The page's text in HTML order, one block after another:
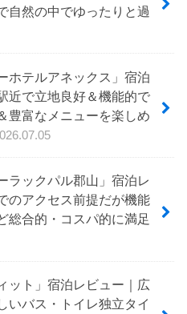
自然の中でゆったりと過
ホテルアネックス」宿泊
近で立地良好＆機能的で
豊富なメニューを楽しめ
ラックパル郡山」宿泊レ
のアクセス前提だが機能
総合的・コスパ的に満足
ット」宿泊レビュー｜広
いバス・トイレ独立タイ